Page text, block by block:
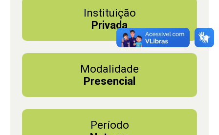
Instituição
Privada
Modalidade
Presencial
Período